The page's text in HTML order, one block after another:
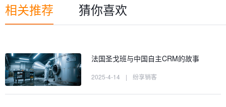
相关推荐 猜你喜欢
法国圣戈班与中国自主CRM的故事
2025-4-14 | 纷享销客